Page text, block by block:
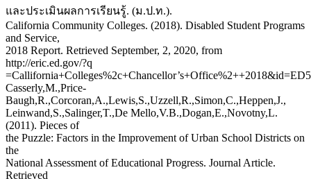
และประเมินผลการเรียนรู้. (ม.ป.ท.).
California Community Colleges. (2018). Disabled Student Programs
and Service,
2018 Report. Retrieved September, 2, 2020, from
http://eric.ed.gov/?q
Casserly,M.,Price-
Baugh,R.,Corcoran,A.,Lewis,S.,Uzzell,R.,Simon,C.,Heppen,J.,
Leinwand,S.,Salinger,T.,De Mello,V.B.,Dogan,E.,Novotny,L.
(2011). Pieces of
the Puzzle: Factors in the Improvement of Urban School Districts on
the
National Assessment of Educational Progress. Journal Article.
Retrieved